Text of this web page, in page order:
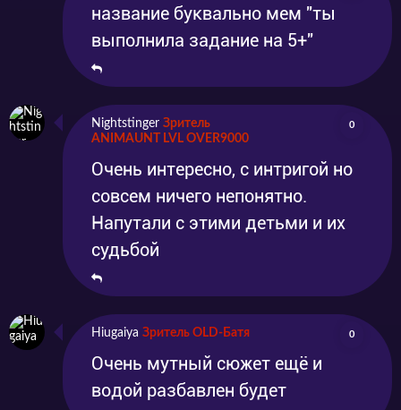
название буквально мем "ты
выполнила задание на 5+"
Nightstinger Зритель
ANIMAUNT LVL OVER9000
0
Очень интересно, с интригой но
совсем ничего непонятно.
Напутали с этими детьми и их
судьбой
Hiugaiya Зритель OLD-Батя 0
Очень мутный сюжет ещё и
водой разбавлен будет